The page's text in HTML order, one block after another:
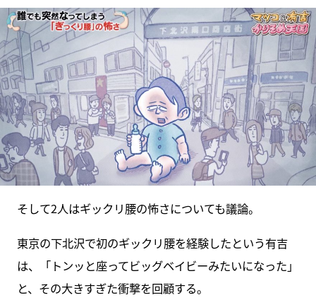
そして2人はギックリ腰の怖さについても議論。
東京の下北沢で初のギックリ腰を経験したという有吉
は、「トンッと座ってビッグベイビーみたいになった」
と、その大きすぎた衝撃を回顧する。